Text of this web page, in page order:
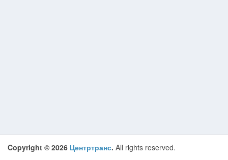
Copyright © 2026 Центртранс. All rights reserved.